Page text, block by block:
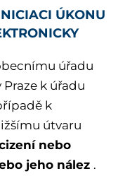
ÚKONU
úřadu
k úřadu
k
útvaru
nebo
jeho nález .